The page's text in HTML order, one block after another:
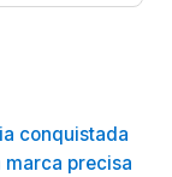
conquistada
marca precisa